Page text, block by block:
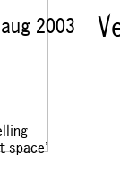
2003
space'